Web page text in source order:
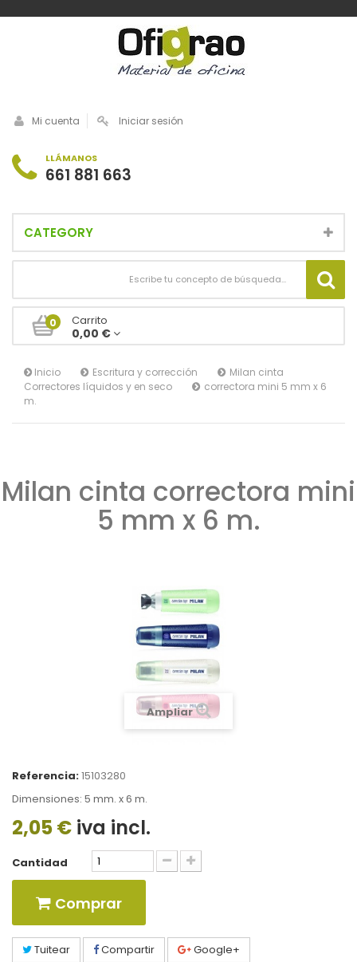
Mi cuenta Iniciar sesión
LLÁMANOS
661 881 663
CATEGORY
0 Carrito
0,00 €
Inicio
Escritura y corrección
Correctores líquidos y en seco
Milan cinta
correctora mini 5 mm x 6
m.
Milan cinta correctora mini
5 mm x 6 m.
Ampliar
Referencia:15103280
Dimensiones: 5 mm. x 6 m.
2,05 € iva incl.
Cantidad
Comprar
Tuitear Compartir Google+